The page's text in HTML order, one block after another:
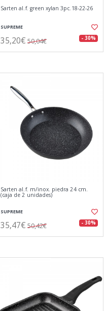
Sarten al.f. green xylan 3pc.18-22-26
SUPREME
35,20€ 50,04€ - 30%
Sarten al.f. m/inox. piedra 24 cm.
(caja de 2 unidades)
SUPREME
35,47€ 50,42€ - 30%